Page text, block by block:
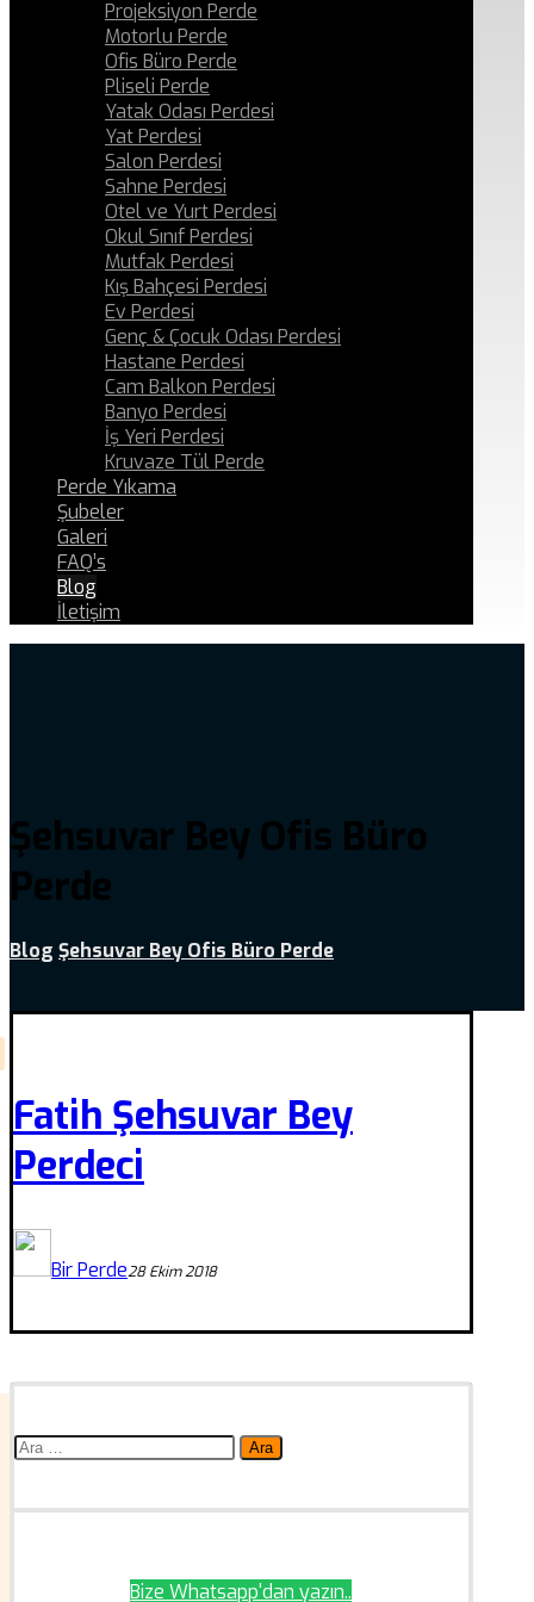
Projeksiyon Perde
Motorlu Perde
Ofis Büro Perde
Pliseli Perde
Yatak Odası Perdesi
Yat Perdesi
Salon Perdesi
Sahne Perdesi
Otel ve Yurt Perdesi
Okul Sınıf Perdesi
Mutfak Perdesi
Kış Bahçesi Perdesi
Ev Perdesi
Genç & Çocuk Odası Perdesi
Hastane Perdesi
Cam Balkon Perdesi
Banyo Perdesi
İş Yeri Perdesi
Kruvaze Tül Perde
Perde Yıkama
Şubeler
Galeri
FAQ’s
Blog
İletişim
Şehsuvar Bey Ofis Büro
Perde
Blog Şehsuvar Bey Ofis Büro Perde
Fatih Şehsuvar Bey
Perdeci
Bir Perde28 Ekim 2018
Arama:
Bize Whatsapp'dan yazın..